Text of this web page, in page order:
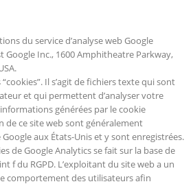
du service d’analyse web Google
Google Inc., 1600 Amphitheatre Parkway,
Il s’agit de fichiers texte qui sont
et qui permettent d’analyser votre
générées par le cookie
ce site web sont généralement
aux États-Unis et y sont enregistrées.
de Google Analytics se fait sur la base de
f du RGPD. L’exploitant du site web a un
comportement des utilisateurs afin